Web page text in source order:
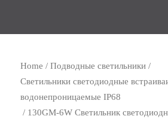
Home /Подводные светильники /
Светильники светодиодные
водонепроницаемые IP68
/ 130GM-6W Светильник